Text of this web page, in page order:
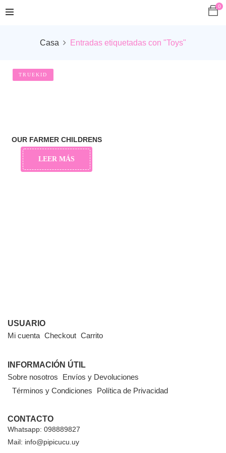
0
Casa Entradas etiquetadas con "Toys"
TRUEKID
OUR FARMER CHILDRENS
LEER MÁS
USUARIO
Mi cuenta Checkout Carrito
INFORMACIÓN ÚTIL
Sobre nosotros
Envíos y Devoluciones
Términos y Condiciones
Política de Privacidad
CONTACTO
Whatsapp: 098889827
Mail: info@pipicucu.uy